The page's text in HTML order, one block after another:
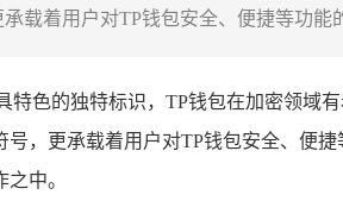
载着用户对TP钱包安全、便捷等功
特色的独特标识，TP钱包在加密领域
，更承载着用户对TP钱包安全、便
中。